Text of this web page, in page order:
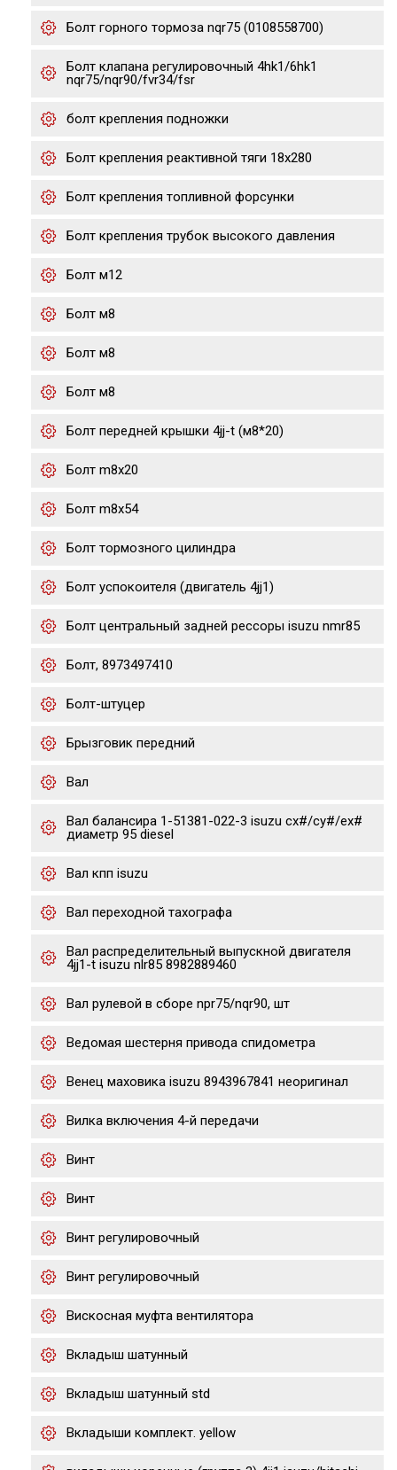
Болт горного тормоза nqr75 (0108558700)
Болт клапана регулировочный 4hk1/6hk1
nqr75/nqr90/fvr34/fsr
болт крепления подножки
Болт крепления реактивной тяги 18x280
Болт крепления топливной форсунки
Болт крепления трубок высокого давления
Болт м12
Болт м8
Болт м8
Болт м8
Болт передней крышки 4jj-t (м8*20)
Болт m8x20
Болт m8x54
Болт тормозного цилиндра
Болт успокоителя (двигатель 4jj1)
Болт центральный задней рессоры isuzu nmr85
Болт, 8973497410
Болт-штуцер
Брызговик передний
Вал
Вал балансира 1-51381-022-3 isuzu cx#/cy#/ex#
диаметр 95 diesel
Вал кпп isuzu
Вал переходной тахографа
Вал распределительный выпускной двигателя
4jj1-t isuzu nlr85 8982889460
Вал рулевой в сборе npr75/nqr90, шт
Ведомая шестерня привода спидометра
Венец маховика isuzu 8943967841 неоригинал
Вилка включения 4-й передачи
Винт
Винт
Винт регулировочный
Винт регулировочный
Вискосная муфта вентилятора
Вкладыш шатунный
Вкладыш шатунный std
Вкладыши комплект. yellow